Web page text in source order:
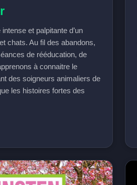
et palpitante d’un
chats. Au fil des abandons,
de rééducation, de
à connaitre le
des soigneurs animaliers de
les histoires fortes des